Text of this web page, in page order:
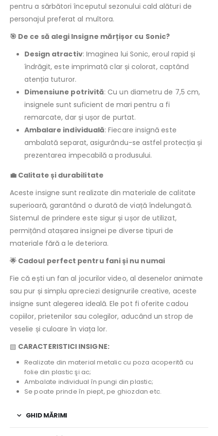
pentru a sărbători începutul sezonului cald alături de
personajul preferat al multora.
🎯 De ce să alegi Insigne mărțișor cu Sonic?
Design atractiv: Imaginea lui Sonic, eroul rapid și
îndrăgit, este imprimată clar și colorat, captând
atenția tuturor.
Dimensiune potrivită: Cu un diametru de 7,5 cm,
insignele sunt suficient de mari pentru a fi
remarcate, dar și ușor de purtat.
Ambalare individuală: Fiecare insignă este
ambalată separat, asigurându-se astfel protecția și
prezentarea impecabilă a produsului.
💼 Calitate și durabilitate
Aceste insigne sunt realizate din materiale de calitate
superioară, garantând o durată de viață îndelungată.
Sistemul de prindere este sigur și ușor de utilizat,
permițând atașarea insignei pe diverse tipuri de
materiale fără a le deteriora.
🌟 Cadoul perfect pentru fani și nu numai
Fie că ești un fan al jocurilor video, al desenelor animate
sau pur și simplu apreciezi designurile creative, aceste
insigne sunt alegerea ideală. Ele pot fi oferite cadou
copiilor, prietenilor sau colegilor, aducând un strop de
veselie și culoare în viața lor.
▧ CARACTERISTICI INSIGNE:
Realizate din material metalic cu poza acoperită cu
folie din plastic şi ac;
Ambalate individual în pungi din plastic;
Se poate prinde în piept, pe ghiozdan etc.
GHID MĂRIMI